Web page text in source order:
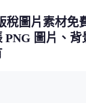
稅圖片素材免
PNG 圖片、